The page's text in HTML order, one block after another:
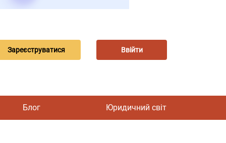
Зареєструватися Ввійти
Блог Юридичний світ